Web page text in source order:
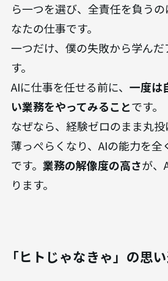
ら一つを選び、全責任を負う
なたの仕事です。
一つだけ、僕の失敗から学ん
す。
AIに仕事を任せる前に、 一度は
い業務をやってみることです。
なぜなら、経験ゼロのまま丸
薄っぺらくなり、AIの能力を全
です。 業務の解像度の高さが、
ります。
「ヒトじゃなきゃ」の思